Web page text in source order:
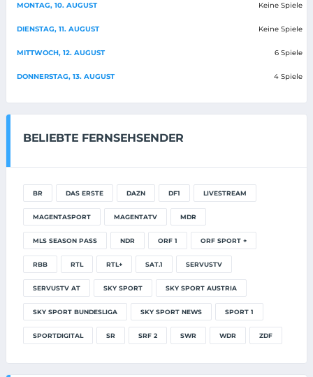
MONTAG, 10. AUGUST Keine Spiele
DIENSTAG, 11. AUGUST Keine Spiele
MITTWOCH, 12. AUGUST 6 Spiele
DONNERSTAG, 13. AUGUST 4 Spiele
BELIEBTE FERNSEHSENDER
BR DAS ERSTE DAZN DF1 LIVESTREAM
MAGENTASPORT MAGENTATV MDR
MLS SEASON PASS NDR ORF 1 ORF SPORT +
RBB RTL RTL+ SAT.1 SERVUSTV
SERVUSTV AT SKY SPORT SKY SPORT AUSTRIA
SKY SPORT BUNDESLIGA SKY SPORT NEWS SPORT 1
SPORTDIGITAL SR SRF 2 SWR WDR ZDF